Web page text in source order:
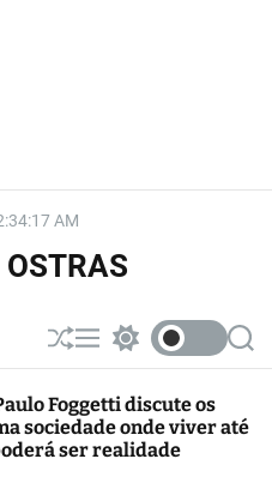
:34:19AM
S
h
ff
l
e
M
e
u
w
t
c
h
S
e
c
Foggetti discute os
sociedade onde viver até
ser realidade